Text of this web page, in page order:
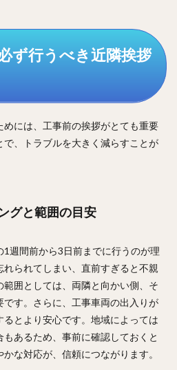
ず行うべき近隣挨拶
には、工事前の挨拶がとても重要
、トラブルを大きく減らすことが
グと範囲の目安
週間前から3日前までに行うのが理
られてしまい、直前すぎると不親
囲としては、両隣と向かい側、そ
です。さらに、工事車両の出入りが
とより安心です。地域によっては
あるため、事前に確認しておくと
な対応が、信頼につながります。